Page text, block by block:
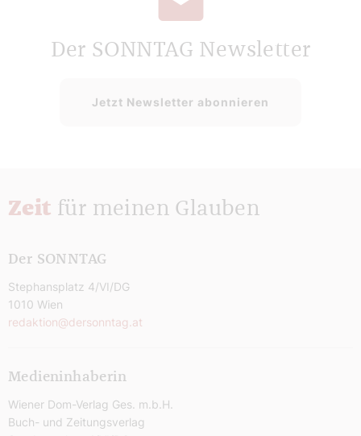
Der SONNTAG Newsletter
Jetzt Newsletter abonnieren
Zeit für meinen Glauben
Der SONNTAG
Stephansplatz 4/VI/DG
1010 Wien
redaktion@dersonntag.at
Medieninhaberin
Wiener Dom-Verlag Ges. m.b.H.
Buch- und Zeitungsverlag